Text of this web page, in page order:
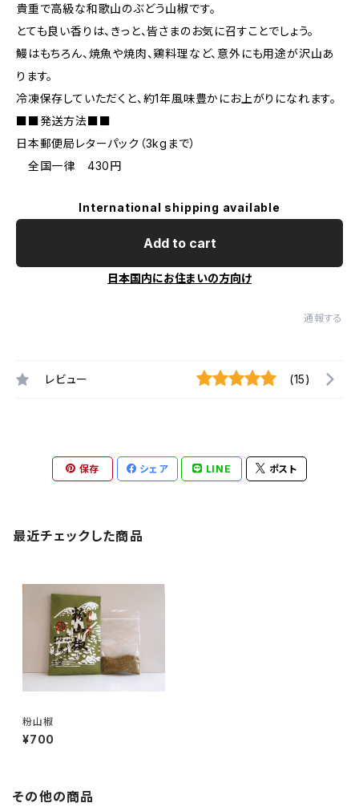
貴重で高級な和歌山のぶどう山椒です。
とても良い香りは、きっと、皆さまのお気に召すことでしょう。
鰻はもちろん、焼魚や焼肉、鶏料理など、意外にも用途が沢山あ
ります。
冷凍保存していただくと、約1年風味豊かにお上がりになれます。
■■発送方法■■
日本郵便局レターパック（3kgまで）
全国一律 430円
International shipping available
Add to cart
日本国内にお住まいの方向け
通報する
レビュー (15)
保存 シェア LINE ポスト
最近チェックした商品
粉山椒
¥700
その他の商品